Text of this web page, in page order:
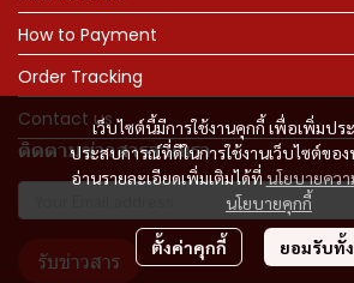
เว็บไซต์นี้มีการใช้งานคุกกี้ เพื่อเพิ่มป
ประสบการณ์ที่ดีในการใช้งานเว็บไซต์ขอ
อ่านรายละเอียดเพิ่มเติมได้ที่นโยบายคว
นโยบายคุกกี้
ตั้งค่าคุกกี้ ยอมรับทั้
How to Payment
Order Tracking
Contact us
ติดตามข่าวสารจากเรา
รับข่าวสาร